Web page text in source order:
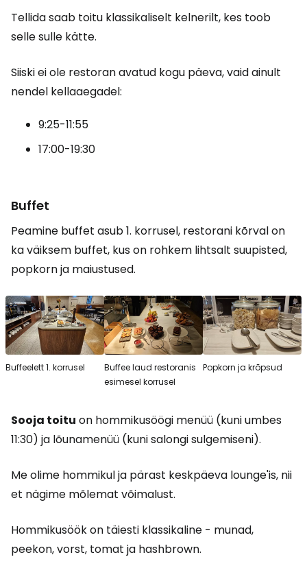
Tellida saab toitu klassikaliselt kelnerilt, kes toob
selle sulle kätte.
Siiski ei ole restoran avatud kogu päeva, vaid ainult
nendel kellaaegadel:
9:25-11:55
17:00-19:30
Buffet
Peamine buffet asub 1. korrusel, restorani kõrval on
ka väiksem buffet, kus on rohkem lihtsalt suupisted,
popkorn ja maiustused.
Buffeelett 1. korrusel
Buffee laud restoranis
esimesel korrusel
Popkorn ja krõpsud
Sooja toitu on hommikusöögi menüü (kuni umbes
11:30) ja lõunamenüü (kuni salongi sulgemiseni).
Me olime hommikul ja pärast keskpäeva lounge'is, nii
et nägime mõlemat võimalust.
Hommikusöök on täiesti klassikaline - munad,
peekon, vorst, tomat ja hashbrown.